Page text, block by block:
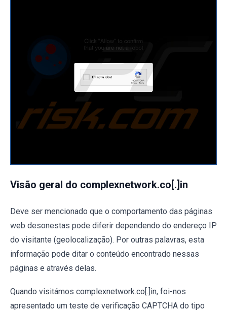
Visão geral do complexnetwork.co[.]in
Deve ser mencionado que o comportamento das páginas
web desonestas pode diferir dependendo do endereço IP
do visitante (geolocalização). Por outras palavras, esta
informação pode ditar o conteúdo encontrado nessas
páginas e através delas.
Quando visitámos complexnetwork.co[.]in, foi-nos
apresentado um teste de verificação CAPTCHA do tipo